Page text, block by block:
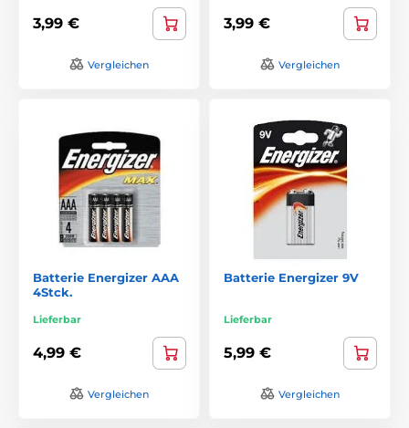
3,99 €
Vergleichen
3,99 €
Vergleichen
Batterie Energizer AAA
4Stck.
Lieferbar
4,99 €
Vergleichen
Batterie Energizer 9V
Lieferbar
5,99 €
Vergleichen